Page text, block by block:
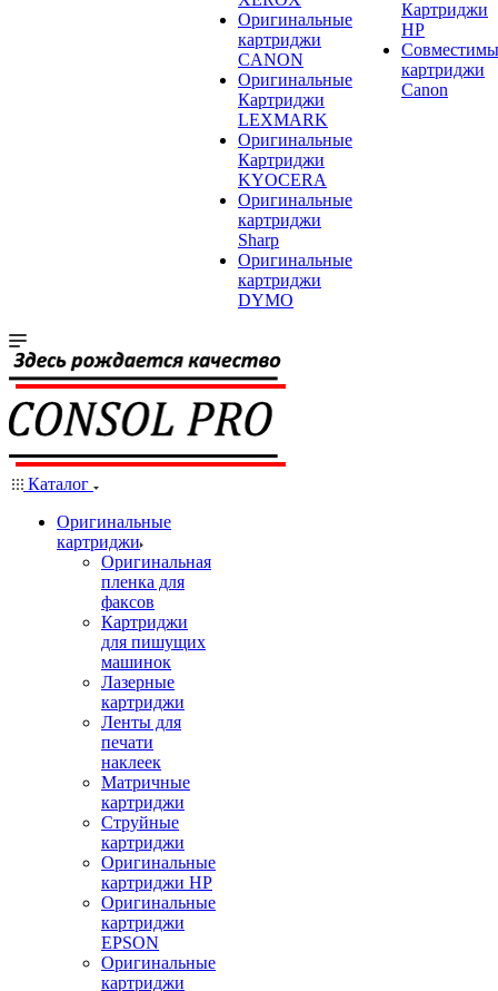
Оригинальные
картриджи
CANON
Оригинальные
Картриджи
LEXMARK
Оригинальные
Картриджи
KYOCERA
Оригинальные
картриджи
Sharp
Оригинальные
картриджи
DYMO
Картриджи
HP
картриджи
Canon
Каталог
Оригинальные
картриджи
Оригинальная
пленка для
факсов
Картриджи
для пишущих
машинок
Лазерные
картриджи
Ленты для
печати
наклеек
Матричные
картриджи
Струйные
картриджи
Оригинальные
картриджи HP
Оригинальные
картриджи
EPSON
Оригинальные
картриджи